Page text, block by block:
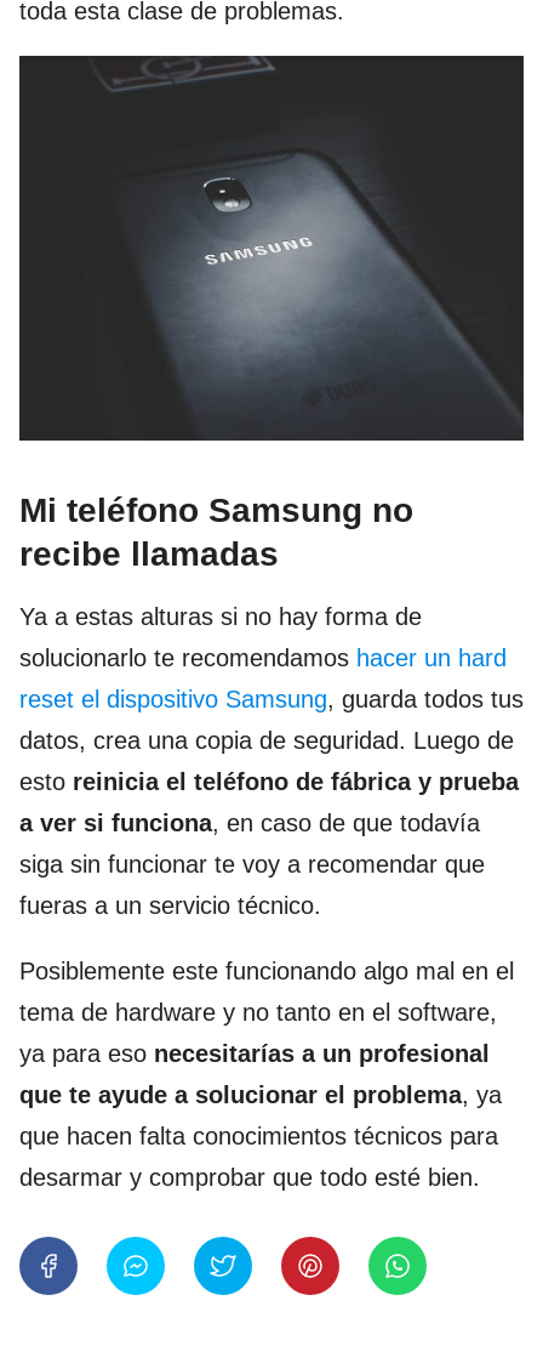
toda esta clase de problemas.
Mi teléfono Samsung no
recibe llamadas
Ya a estas alturas si no hay forma de
solucionarlo te recomendamos hacer un hard
reset el dispositivo Samsung, guarda todos tus
datos, crea una copia de seguridad. Luego de
esto reinicia el teléfono de fábrica y prueba
a ver si funciona, en caso de que todavía
siga sin funcionar te voy a recomendar que
fueras a un servicio técnico.
Posiblemente este funcionando algo mal en el
tema de hardware y no tanto en el software,
ya para eso necesitarías a un profesional
que te ayude a solucionar el problema, ya
que hacen falta conocimientos técnicos para
desarmar y comprobar que todo esté bien.